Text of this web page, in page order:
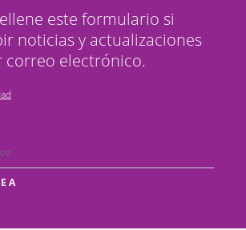
este formulario si
noticias y actualizaciones
correo electrónico.